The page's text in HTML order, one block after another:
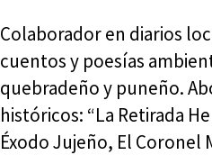
Colaborador en diarios
cuentos y poesías
quebradeño y puneño.
históricos: “La Retirada
Éxodo Jujeño, El Coronel